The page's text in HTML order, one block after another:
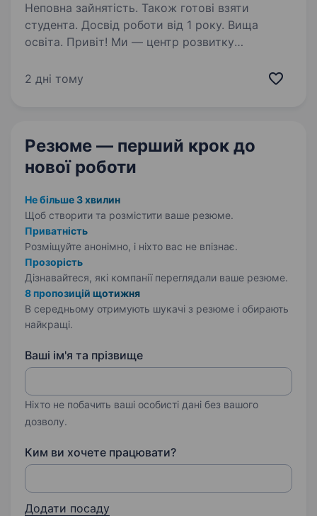
Неповна зайнятість. Також готові взяти
студента. Досвід роботи від 1 року. Вища
освіта. Привіт! Ми — центр розвитку
ефективні методики вивчення іноземних мов
2 дні тому
Резюме — перший крок до
нової роботи
Не більше 3 хвилин
Щоб створити та розмістити ваше резюме.
Приватність
Розміщуйте анонімно, і ніхто вас не впізнає.
Прозорість
Дізнавайтеся, які компанії переглядали ваше резюме.
8 пропозицій щотижня
В середньому отримують шукачі з резюме і обирають
найкращі.
Ваші ім'я та прізвище
Ніхто не побачить ваші особисті дані без вашого
дозволу.
Ким ви хочете працювати?
Додати посаду